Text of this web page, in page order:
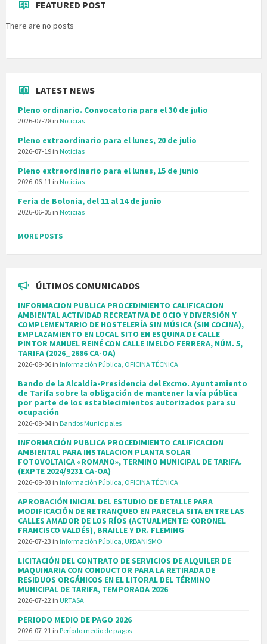
FEATURED POST
There are no posts
LATEST NEWS
Pleno ordinario. Convocatoria para el 30 de julio
2026-07-28 in Noticias
Pleno extraordinario para el lunes, 20 de julio
2026-07-19 in Noticias
Pleno extraordinario para el lunes, 15 de junio
2026-06-11 in Noticias
Feria de Bolonia, del 11 al 14 de junio
2026-06-05 in Noticias
MORE POSTS
ÚLTIMOS COMUNICADOS
INFORMACION PUBLICA PROCEDIMIENTO CALIFICACION
AMBIENTAL ACTIVIDAD RECREATIVA DE OCIO Y DIVERSIÓN Y
COMPLEMENTARIO DE HOSTELERÍA SIN MÚSICA (SIN COCINA),
EMPLAZAMIENTO EN LOCAL SITO EN ESQUINA DE CALLE
PINTOR MANUEL REINÉ CON CALLE IMELDO FERRERA, NÚM. 5,
TARIFA (2026_2686 CA-OA)
2026-08-06 in Información Pública, OFICINA TÉCNICA
Bando de la Alcaldía-Presidencia del Excmo. Ayuntamiento
de Tarifa sobre la obligación de mantener la vía pública
por parte de los establecimientos autorizados para su
ocupación
2026-08-04 in Bandos Municipales
INFORMACIÓN PUBLICA PROCEDIMIENTO CALIFICACION
AMBIENTAL PARA INSTALACION PLANTA SOLAR
FOTOVOLTAICA «ROMANO», TERMINO MUNICIPAL DE TARIFA.
(EXPTE 2024/9231 CA-OA)
2026-08-03 in Información Pública, OFICINA TÉCNICA
APROBACIÓN INICIAL DEL ESTUDIO DE DETALLE PARA
MODIFICACIÓN DE RETRANQUEO EN PARCELA SITA ENTRE LAS
CALLES AMADOR DE LOS RÍOS (ACTUALMENTE: CORONEL
FRANCISCO VALDÉS), BRAILLE Y DR. FLEMING
2026-07-23 in Información Pública, URBANISMO
LICITACIÓN DEL CONTRATO DE SERVICIOS DE ALQUILER DE
MAQUINARIA CON CONDUCTOR PARA LA RETIRADA DE
RESIDUOS ORGÁNICOS EN EL LITORAL DEL TÉRMINO
MUNICIPAL DE TARIFA, TEMPORADA 2026
2026-07-22 in URTASA
PERIODO MEDIO DE PAGO 2026
2026-07-21 in Período medio de pagos